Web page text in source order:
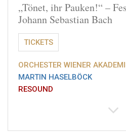
„Tönet, ihr Pauken!“ –
Johann Sebastian Bach
TICKETS
ORCHESTER WIENER
MARTIN HASELBÖCK
RESOUND